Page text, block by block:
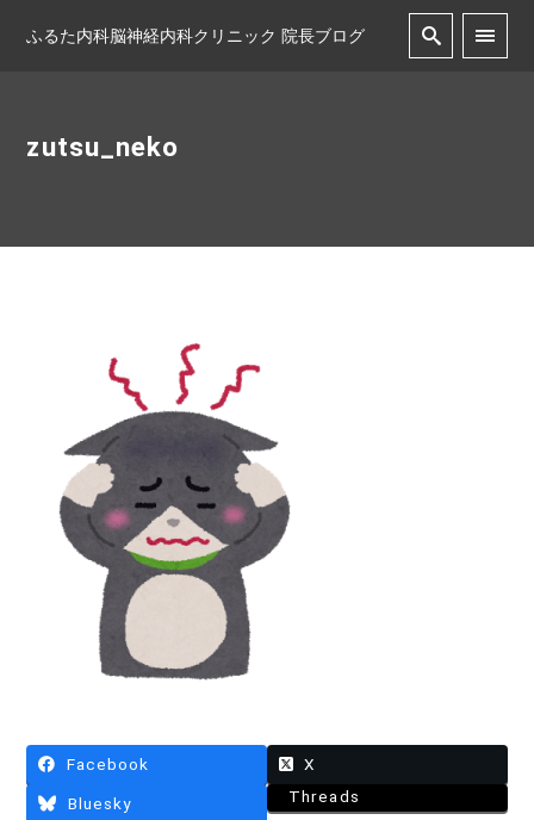
ふるた内科脳神経内科クリニック 院長ブログ
zutsu_neko
Facebook X
Bluesky Threads